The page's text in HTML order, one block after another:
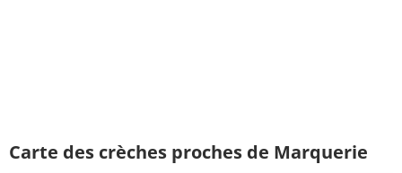
Carte des crèches proches de Marquerie